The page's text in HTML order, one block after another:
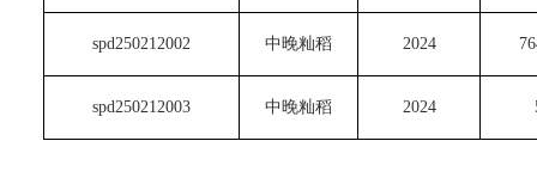
spd250212002 中晚籼稻 2024
spd250212003 中晚籼稻 2024